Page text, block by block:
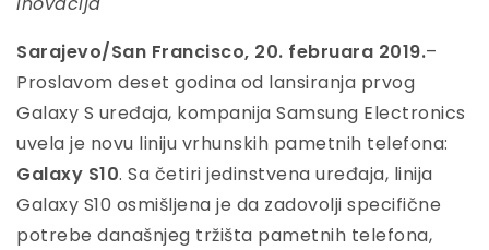
Sarajevo/San Francisco, 20. februara 2019.–
Proslavom deset godina od lansiranja prvog
Galaxy S uređaja, kompanija Samsung Electronics
uvela je novu liniju vrhunskih pametnih telefona:
Galaxy S10. Sa četiri jedinstvena uređaja, linija
Galaxy S10 osmišljena je da zadovolji specifične
potrebe današnjeg tržišta pametnih telefona,